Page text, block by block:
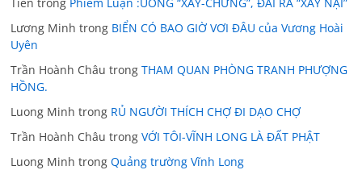
Lương Minh trong BIỂN CÓ BAO GIỜ VƠI ĐÂU của Vương Hoài
Uyên
Trần Hoành Châu trongTHAM QUAN PHÒNG TRANH PHƯỢNG
HỒNG.
Luong Minh trong RỦ NGƯỜI THÍCH CHỢ ĐI DẠO CHỢ
Trần Hoành Châu trongVỚI TÔI-VĨNH LONG LÀ ĐẤT PHẬT
Luong Minh trongQuảng trường Vĩnh Long